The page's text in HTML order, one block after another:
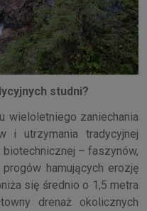
studni?
wieloletniego zaniechania
i utrzymania tradycyjnej
– faszynów,
hamujących erozję
się średnio o 1,5 metra
drenaż okolicznych